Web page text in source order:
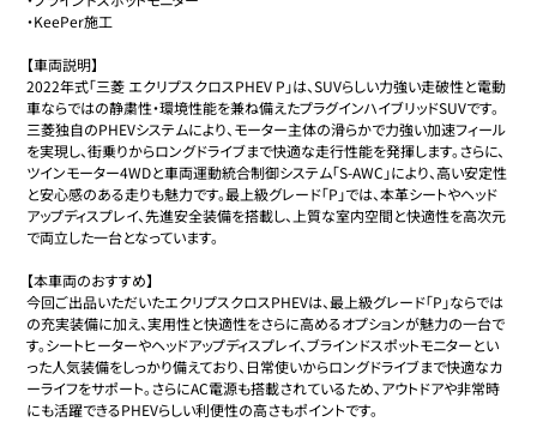
・KeePer施工
【車両説明】
2022年式「三菱 エクリプスクロスPHEV P」は、SUVらしい力強い走破性と電動
車ならではの静粛性・環境性能を兼ね備えたプラグインハイブリッドSUVです。
三菱独自のPHEVシステムにより、モーター主体の滑らかで力強い加速フィール
を実現し、街乗りからロングドライブまで快適な走行性能を発揮します。さらに、
ツインモーター4WDと車両運動統合制御システム「S-AWC」により、高い安定性
と安心感のある走りも魅力です。最上級グレード「P」では、本革シートやヘッド
アップディスプレイ、先進安全装備を搭載し、上質な室内空間と快適性を高次元
で両立した一台となっています。
【本車両のおすすめ】
今回ご出品いただいたエクリプスクロスPHEVは、最上級グレード「P」ならでは
の充実装備に加え、実用性と快適性をさらに高めるオプションが魅力の一台で
す。シートヒーターやヘッドアップディスプレイ、ブラインドスポットモニターとい
った人気装備をしっかり備えており、日常使いからロングドライブまで快適なカ
ーライフをサポート。さらにAC電源も搭載されているため、アウトドアや非常時
にも活躍できるPHEVらしい利便性の高さもポイントです。